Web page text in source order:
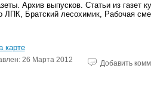
Архив выпусков. Статьи из газет
ЛПК, Братский лесохимик, Рабочая
карте
26 Марта 2012 Добавить